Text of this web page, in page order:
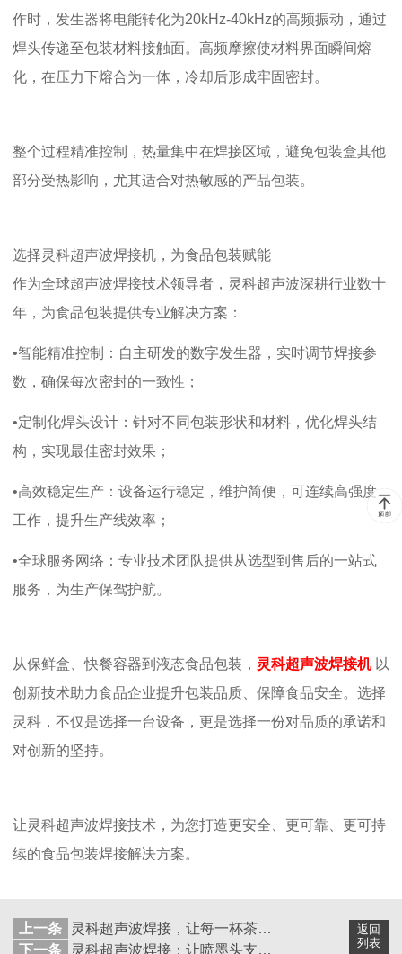
作时，发生器将电能转化为20kHz-40kHz的高频振动，通过
焊头传递至包装材料接触面。高频摩擦使材料界面瞬间熔
化，在压力下熔合为一体，冷却后形成牢固密封。
整个过程精准控制，热量集中在焊接区域，避免包装盒其他
部分受热影响，尤其适合对热敏感的产品包装。
选择灵科超声波焊接机，为食品包装赋能
作为全球超声波焊接技术领导者，灵科超声波深耕行业数十
年，为食品包装提供专业解决方案：
•智能精准控制： 自主研发的数字发生器，实时调节焊接参
数，确保每次密封的一致性；
•定制化焊头设计： 针对不同包装形状和材料，优化焊头结
构，实现最佳密封效果；
•高效稳定生产： 设备运行稳定，维护简便，可连续高强度
工作，提升生产线效率；
•全球服务网络： 专业技术团队提供从选型到售后的一站式
服务，为生产保驾护航。
从保鲜盒、快餐容器到液态食品包装， 灵科超声波焊接机 以
创新技术助力食品企业提升包装品质、保障食品安全。选择
灵科，不仅是选择一台设备，更是选择一份对品质的承诺和
对创新的坚持。
让灵科超声波焊接技术，为您打造更安全、更可靠、更可持
续的食品包装焊接解决方案。
返回
列表
上一条
灵科超声波焊接，让每一杯茶都“恰到好处”
下一条
灵科超声波焊接：让喷墨头支架更坚固可靠的秘密